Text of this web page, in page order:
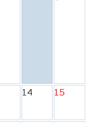
14 15